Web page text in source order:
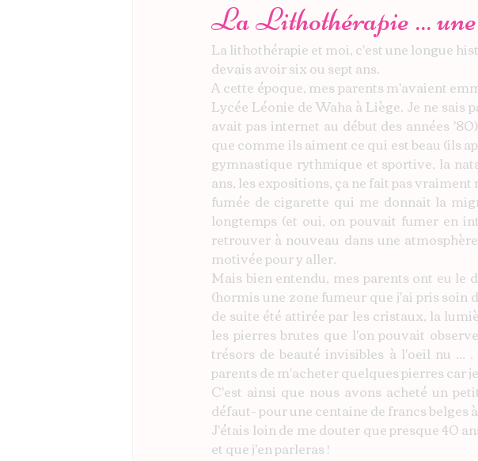
La Lithothérapie ...
La lithothérapie et moi, c'est une longue
devais avoir six ou sept ans.
A cette époque, mes parents m'avaient
Lycée Léonie de Waha à Liège. Je ne
avait pas internet au début des années
que comme ils aiment ce qui est beau (ils
gymnastique rythmique et sportive, la
ans, les expositions, ça ne fait pas
fumée de cigarette qui me donnait la
longtemps (et oui, on pouvait fumer en
retrouver à nouveau dans une
motivée pour y aller.
Mais bien entendu, mes parents ont eu le
(hormis une zone fumeur que j'ai pris
de suite été attirée par les cristaux, la
les pierres brutes que l'on pouvait
trésors de beauté invisibles à l'oeil nu ...
parents de m'acheter quelques pierres car
C'est ainsi que nous avons acheté un
défaut- pour une centaine de francs belges
J'étais loin de me douter que presque 40
et que j'en parleras !